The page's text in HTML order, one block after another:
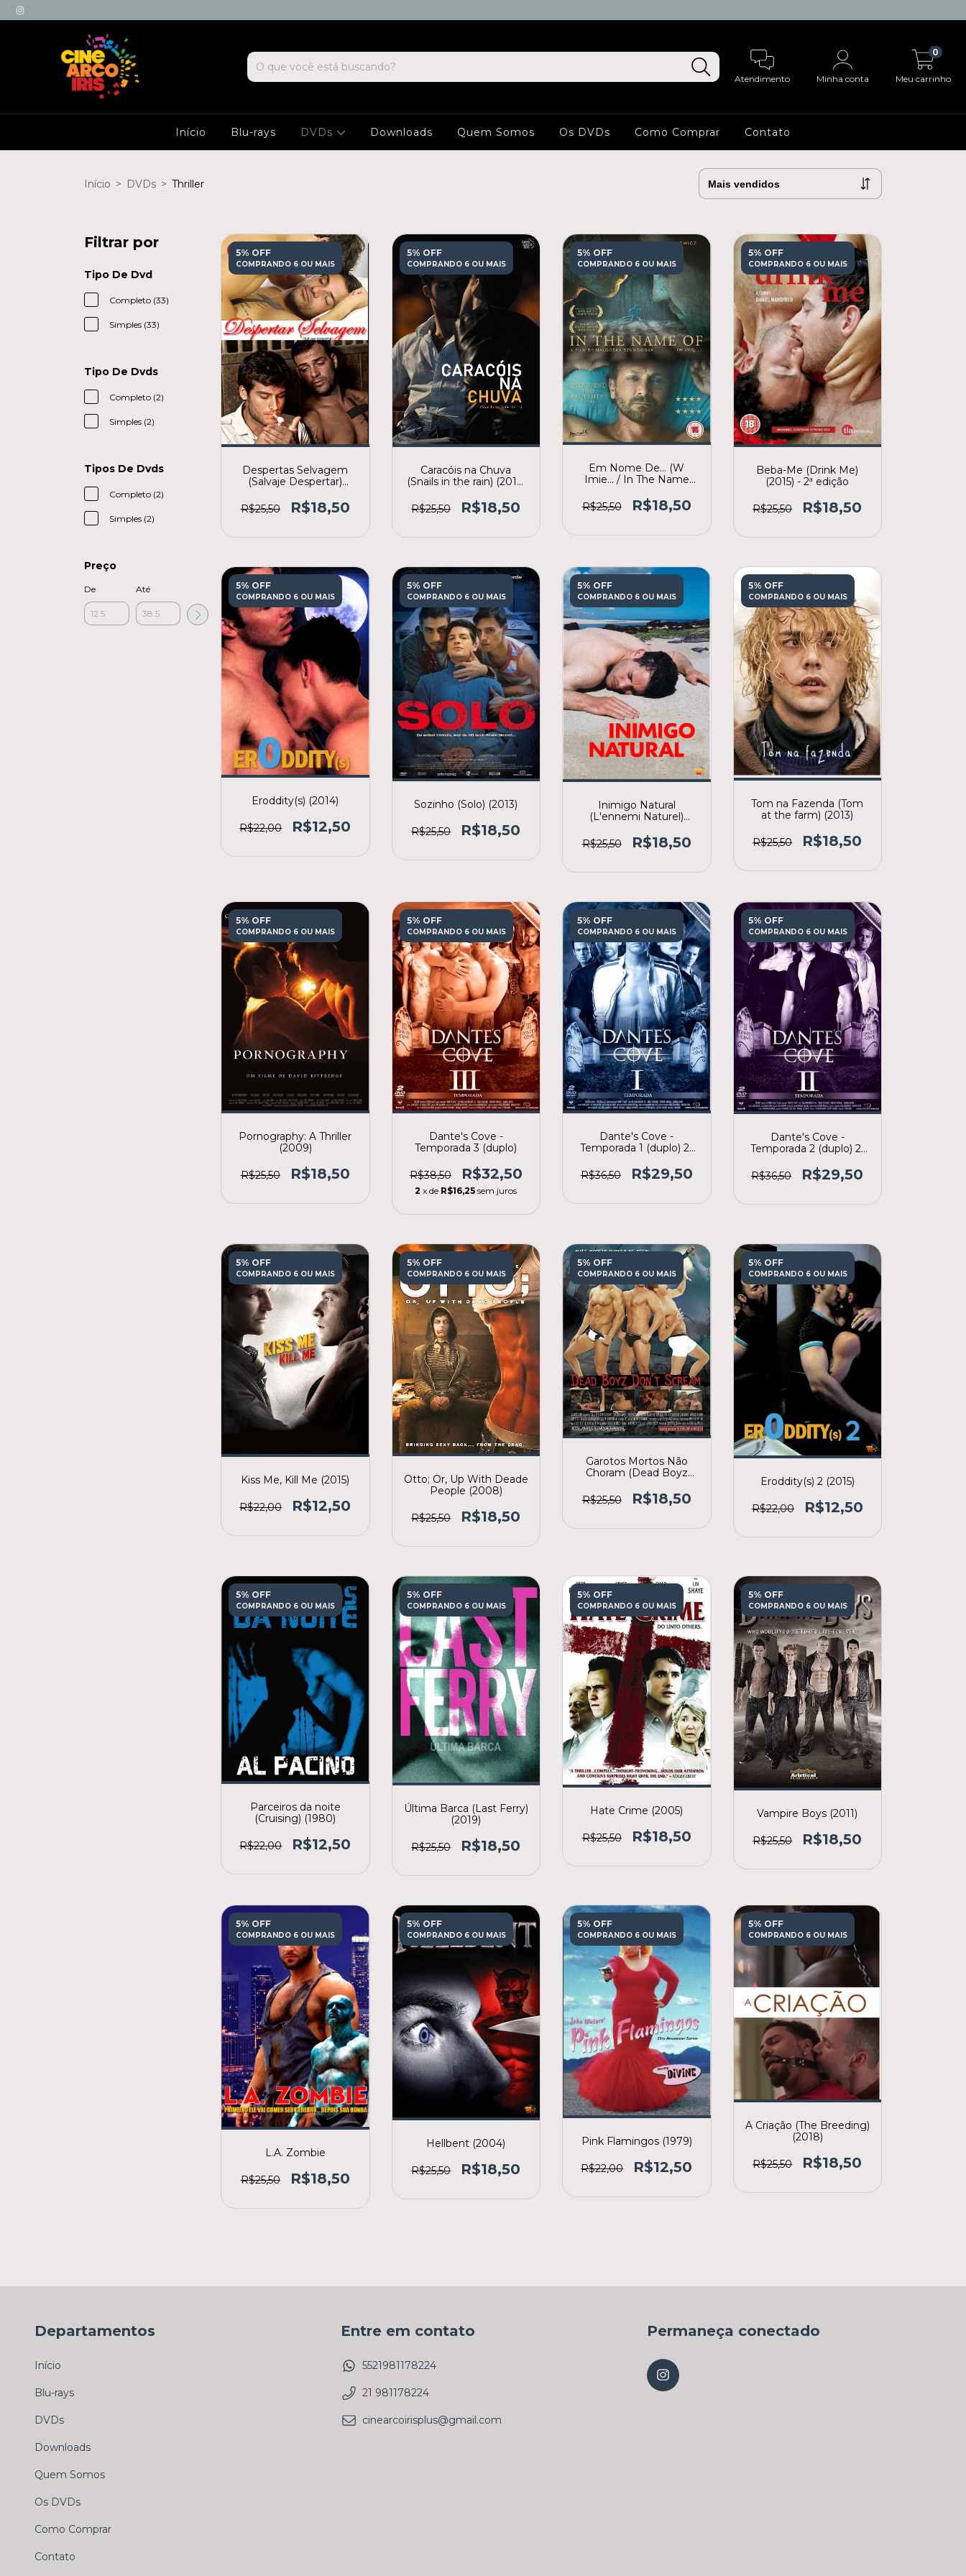
Atendimento Minha conta Meu carrinho
0
Início Blu-rays DVDs Downloads Quem Somos Os DVDs Como Comprar Contato
Início > DVDs > Thriller
Filtrar por
Tipo De Dvd
Completo (33)
Simples (33)
Tipo De Dvds
Completo (2)
Simples (2)
Tipos De Dvds
Completo (2)
Simples (2)
Preço
De Até
5% OFF
COMPRANDO 6 OU MAIS
Despertas Selvagem
(Salvaje Despertar)
R$25,50
R$18,50
5% OFF
COMPRANDO 6 OU MAIS
Caracóis na Chuva
(Snails in the rain) (2013)
R$25,50
R$18,50
5% OFF
COMPRANDO 6 OU MAIS
Em Nome De... (W
Imie... / In The Name
R$25,50
R$18,50
5% OFF
COMPRANDO 6 OU MAIS
Beba-Me (Drink Me)
(2015) - 2ª edição
R$25,50 R$18,50
5% OFF
COMPRANDO 6 OU MAIS
Eroddity(s) (2014)
R$22,00 R$12,50
5% OFF
COMPRANDO 6 OU MAIS
Sozinho (Solo) (2013)
R$25,50 R$18,50
5% OFF
COMPRANDO 6 OU MAIS
Inimigo Natural
(L'ennemi Naturel)
R$25,50
R$18,50
5% OFF
COMPRANDO 6 OU MAIS
Tom na Fazenda (Tom
at the farm) (2013)
R$25,50 R$18,50
5% OFF
COMPRANDO 6 OU MAIS
Pornography: A Thriller
(2009)
R$25,50 R$18,50
5% OFF
COMPRANDO 6 OU MAIS
Dante's Cove -
Temporada 3 (duplo)
R$38,50 R$32,50
2 x de R$16,25 sem juros
5% OFF
COMPRANDO 6 OU MAIS
Dante's Cove -
Temporada 1 (duplo) 2ª
R$36,50
R$29,50
5% OFF
COMPRANDO 6 OU MAIS
Dante's Cove -
Temporada 2 (duplo) 2ª
R$36,50
R$29,50
5% OFF
COMPRANDO 6 OU MAIS
Kiss Me, Kill Me (2015)
R$22,00 R$12,50
5% OFF
COMPRANDO 6 OU MAIS
Otto; Or, Up With Deade
People (2008)
R$25,50 R$18,50
5% OFF
COMPRANDO 6 OU MAIS
Garotos Mortos Não
Choram (Dead Boyz
R$25,50
R$18,50
5% OFF
COMPRANDO 6 OU MAIS
Eroddity(s) 2 (2015)
R$22,00 R$12,50
5% OFF
COMPRANDO 6 OU MAIS
Parceiros da noite
(Cruising) (1980)
R$22,00 R$12,50
5% OFF
COMPRANDO 6 OU MAIS
Última Barca (Last Ferry)
(2019)
R$25,50 R$18,50
5% OFF
COMPRANDO 6 OU MAIS
Hate Crime (2005)
R$25,50 R$18,50
5% OFF
COMPRANDO 6 OU MAIS
Vampire Boys (2011)
R$25,50 R$18,50
5% OFF
COMPRANDO 6 OU MAIS
L.A. Zombie
R$25,50 R$18,50
5% OFF
COMPRANDO 6 OU MAIS
Hellbent (2004)
R$25,50 R$18,50
5% OFF
COMPRANDO 6 OU MAIS
Pink Flamingos (1979)
R$22,00 R$12,50
5% OFF
COMPRANDO 6 OU MAIS
A Criação (The Breeding)
(2018)
R$25,50 R$18,50
Departamentos
Início
Blu-rays
DVDs
Downloads
Quem Somos
Os DVDs
Como Comprar
Contato
Entre em contato
5521981178224
21 981178224
cinearcoirisplus@gmail.com
Permaneça conectado